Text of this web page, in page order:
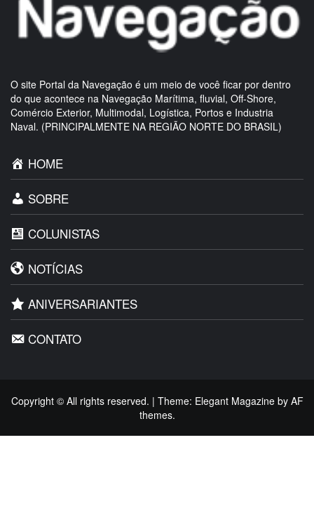
O site Portal da Navegação é um meio de você ficar por dentro
do que acontece na Navegação Marítima, fluvial, Off-Shore,
Comércio Exterior, Multimodal, Logística, Portos e Industria
Naval. (PRINCIPALMENTE NA REGIÃO NORTE DO BRASIL)
HOME
SOBRE
COLUNISTAS
NOTÍCIAS
ANIVERSARIANTES
CONTATO
Copyright © All rights reserved. | Theme: Elegant Magazineby AF
themes.